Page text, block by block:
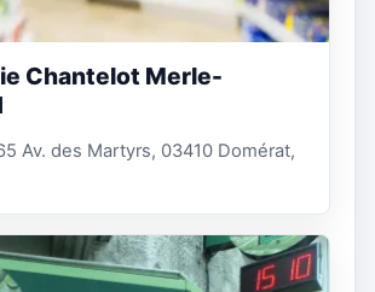
Chantelot Merle-
Av. des Martyrs, 03410 Domérat,